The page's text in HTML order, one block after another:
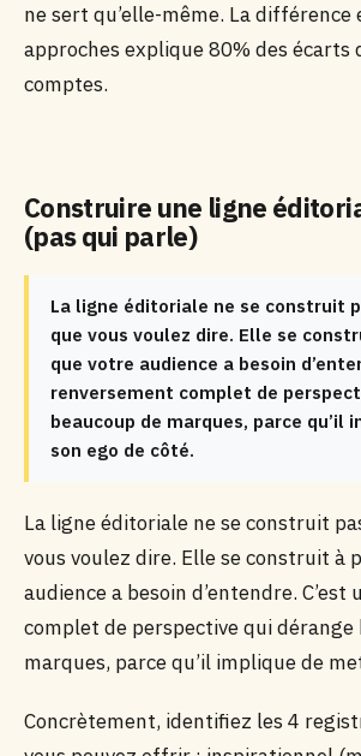
ne sert qu’elle-même. La différence
approches explique 80% des écarts
comptes.
Construire une ligne
(pas qui parle)
La ligne éditoriale ne se construit
que vous voulez dire. Elle se
que votre audience a besoin
renversement complet de
beaucoup de marques, parce qu’il
son ego de côté.
La ligne éditoriale ne se construit
vous voulez dire. Elle se construit à
audience a besoin d’entendre.
complet de perspective qui dérange
marques, parce qu’il implique de
Concrètement, identifiez les 4